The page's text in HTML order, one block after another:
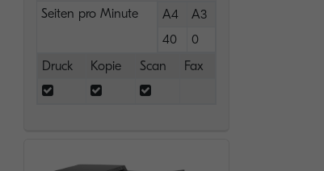
Seiten pro Minute
A4
A3
40
0
Druck
Kopie Scan Fax